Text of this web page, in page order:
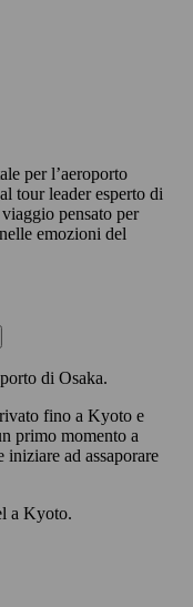
per l’aeroporto
tour leader esperto di
pensato per
emozioni del
di Osaka.
fino a Kyoto e
primo momento a
ad assaporare
a Kyoto.